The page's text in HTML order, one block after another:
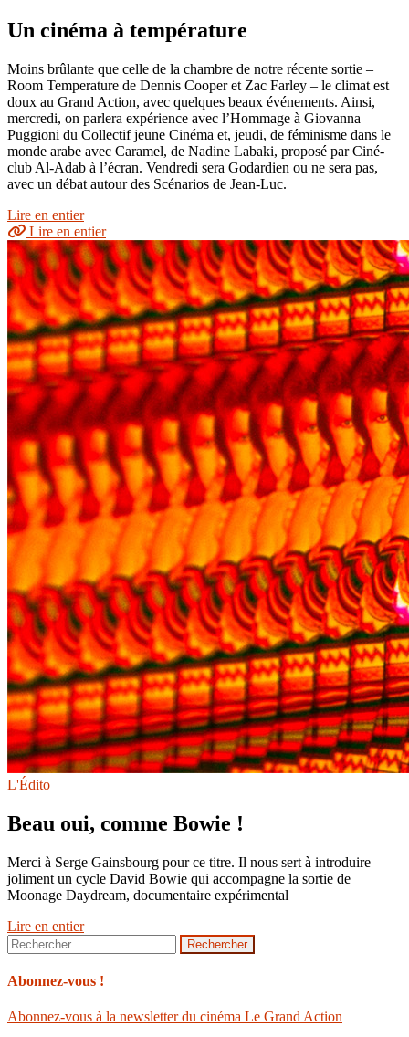
Un cinéma à température
Moins brûlante que celle de la chambre de notre récente sortie –
Room Temperature de Dennis Cooper et Zac Farley – le climat est
doux au Grand Action, avec quelques beaux événements. Ainsi,
mercredi, on parlera expérience avec l’Hommage à Giovanna
Puggioni du Collectif jeune Cinéma et, jeudi, de féminisme dans le
monde arabe avec Caramel, de Nadine Labaki, proposé par Ciné-
club Al-Adab à l’écran. Vendredi sera Godardien ou ne sera pas,
avec un débat autour des Scénarios de Jean-Luc.
Lire en entier
Lire en entier
L'Édito
Beau oui, comme Bowie !
Merci à Serge Gainsbourg pour ce titre. Il nous sert à introduire
joliment un cycle David Bowie qui accompagne la sortie de
Moonage Daydream, documentaire expérimental
Lire en entier
Rechercher :
Abonnez-vous !
Abonnez-vous à la newsletter du cinéma Le Grand Action